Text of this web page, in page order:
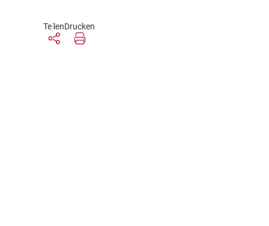
TeilenDrucken